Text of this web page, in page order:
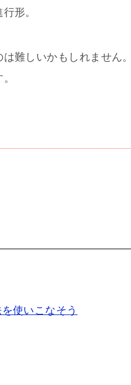
形。
難しいかもしれません。
使いこなそう